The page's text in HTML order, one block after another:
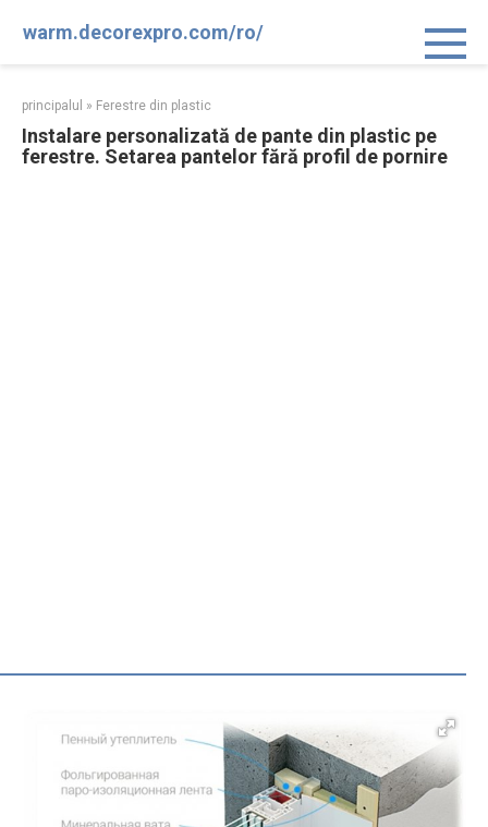
warm.decorexpro.com/ro/
principalul » Ferestre din plastic
Instalare personalizată de pante din plastic pe
ferestre. Setarea pantelor fără profil de pornire